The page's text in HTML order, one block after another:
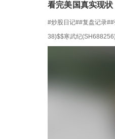
看完美国真实现
#炒股日记##复盘记录
38)$$寒武纪